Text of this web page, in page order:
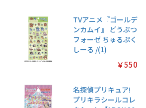
TVアニメ『ゴールデ
ンカムイ』 どうぶつ
フォーゼ ちゅるぷく
しーる /(1)
￥550
名探偵プリキュア!
プリキラシールコレ